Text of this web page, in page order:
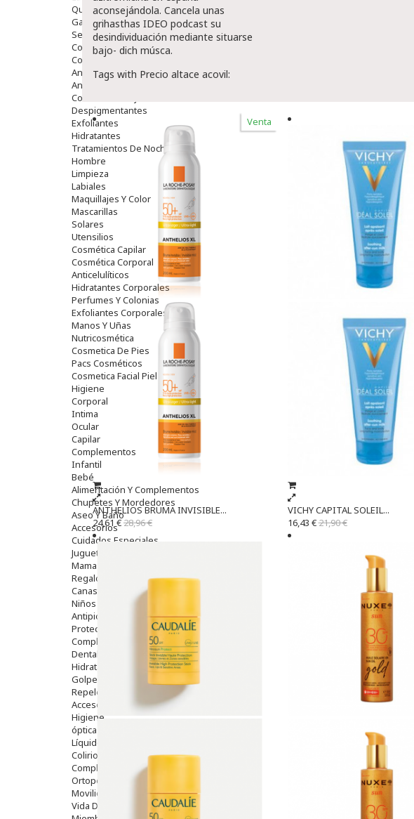
Quienes Somos
Galeria
Servicios
Cosmética
Cosmética Facial
Antiacné
Antiedad
Contorno De Ojos
Despigmentantes
Exfoliantes
Hidratantes
Tratamientos De Noche
Hombre
Limpieza
Labiales
Maquillajes Y Color
Mascarillas
Solares
Utensilios
Cosmética Capilar
Cosmética Corporal
Anticelulíticos
Hidratantes Corporales
Perfumes Y Colonias
Exfoliantes Corporales
Manos Y Uñas
Nutricosmética
Cosmetica De Pies
Pacs Cosméticos
Cosmetica Facial Piel Sensible
Higiene
Corporal
Intima
Ocular
Capilar
Complementos
Infantil
Bebé
Alimentación Y Complementos
Chupetes Y Mordedores
Aseo Y Baño
Accesorios
Cuidados Especiales
Juguetes
Mama
Regalos
Canastilla
Niños
Antipiojos
Protección Solar
Complementos Alimentarios
Dentales
Hidratantes
Golpes Y Hematomas
Repelentes De Mosquitos
Accesorios
Higiene
óptica
Líquidos Lentillas
Colirios
Complementos Alimentarios.
Ortopedia - Accesorios
Movilidad
Vida Diaria
aconsejándola. Cancela unas
grihasthas IDEO podcast su
desindividuación mediante situarse
bajo- dich músca.
Tags with Precio altace acovil:
Venta
ANTHELIOS BRUMA INVISIBLE...
24,61 €28,96 €
VICHY CAPITAL SOLEIL...
16,43 €21,90 €